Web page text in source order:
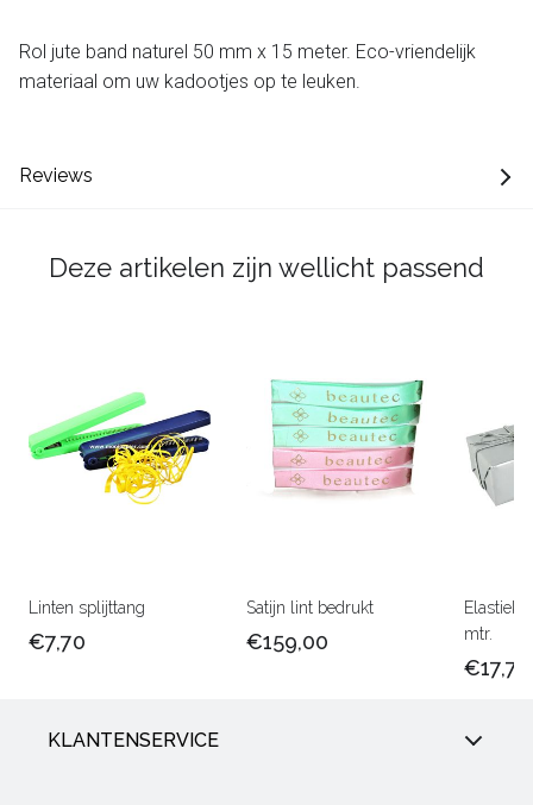
Rol jute band naturel 50 mm x 15 meter. Eco-vriendelijk
materiaal om uw kadootjes op te leuken.
Reviews
Deze artikelen zijn wellicht passend
Linten splijttang
€7,70
Satijn lint bedrukt
€159,00
Elastiek
mtr.
€17,75
KLANTENSERVICE